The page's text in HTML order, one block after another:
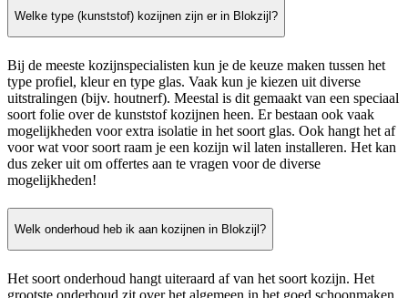
Welke type (kunststof) kozijnen zijn er in Blokzijl?
Bij de meeste kozijnspecialisten kun je de keuze maken tussen het
type profiel, kleur en type glas. Vaak kun je kiezen uit diverse
uitstralingen (bijv. houtnerf). Meestal is dit gemaakt van een speciaal
soort folie over de kunststof kozijnen heen. Er bestaan ook vaak
mogelijkheden voor extra isolatie in het soort glas. Ook hangt het af
voor wat voor soort raam je een kozijn wil laten installeren. Het kan
dus zeker uit om offertes aan te vragen voor de diverse
mogelijkheden!
Welk onderhoud heb ik aan kozijnen in Blokzijl?
Het soort onderhoud hangt uiteraard af van het soort kozijn. Het
grootste onderhoud zit over het algemeen in het goed schoonmaken